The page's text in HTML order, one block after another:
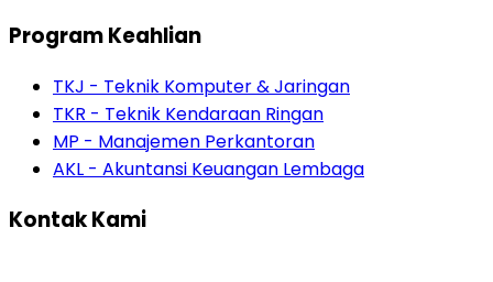
Program Keahlian
TKJ - Teknik Komputer & Jaringan
TKR - Teknik Kendaraan Ringan
MP - Manajemen Perkantoran
AKL - Akuntansi Keuangan Lembaga
Kontak Kami